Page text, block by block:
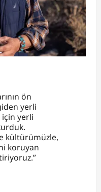
ön
yerli
için yerli
kültürümüzle,
koruyan